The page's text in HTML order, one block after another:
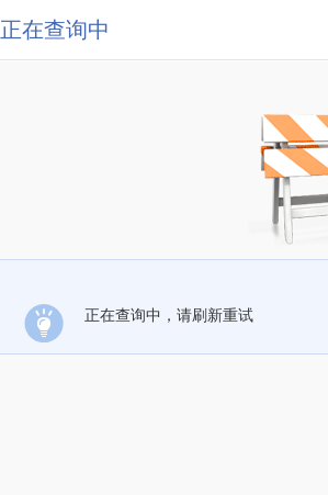
正在查询中
正在查询中，请刷新重试